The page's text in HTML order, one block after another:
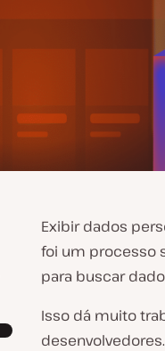
Exibir dados
foi um processo
para buscar
Isso dá muito